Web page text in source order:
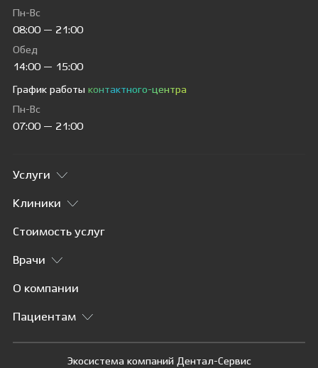
Пн-Вс
08:00 — 21:00
Обед
14:00 — 15:00
График работы контактного-центра
Пн-Вс
07:00 — 21:00
Услуги
Клиники
Стоимость услуг
Врачи
О компании
Пациентам
Экосистема компаний Дентал-Сервис